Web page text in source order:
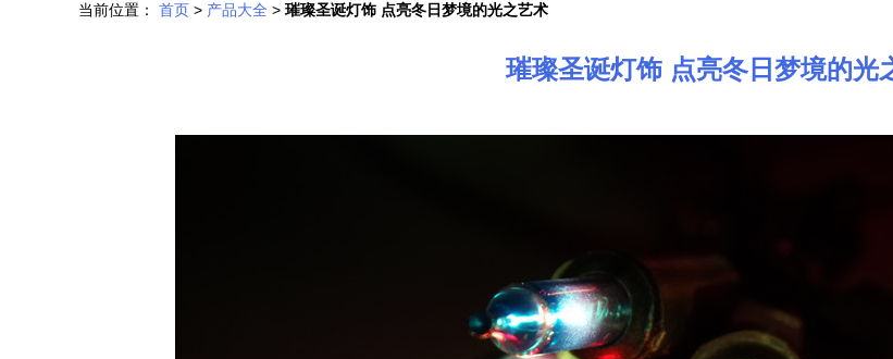
当前位置： 首页 > 产品大全 > 璀璨圣诞灯饰 点亮冬日梦境的光之艺术
璀璨圣诞灯饰 点亮冬日梦境的光